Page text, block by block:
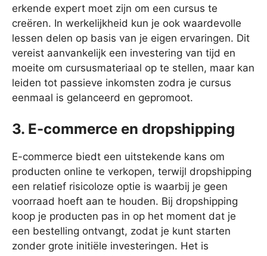
erkende expert moet zijn om een cursus te
creëren. In werkelijkheid kun je ook waardevolle
lessen delen op basis van je eigen ervaringen. Dit
vereist aanvankelijk een investering van tijd en
moeite om cursusmateriaal op te stellen, maar kan
leiden tot passieve inkomsten zodra je cursus
eenmaal is gelanceerd en gepromoot.
3. E-commerce en dropshipping
E-commerce biedt een uitstekende kans om
producten online te verkopen, terwijl dropshipping
een relatief risicoloze optie is waarbij je geen
voorraad hoeft aan te houden. Bij dropshipping
koop je producten pas in op het moment dat je
een bestelling ontvangt, zodat je kunt starten
zonder grote initiële investeringen. Het is